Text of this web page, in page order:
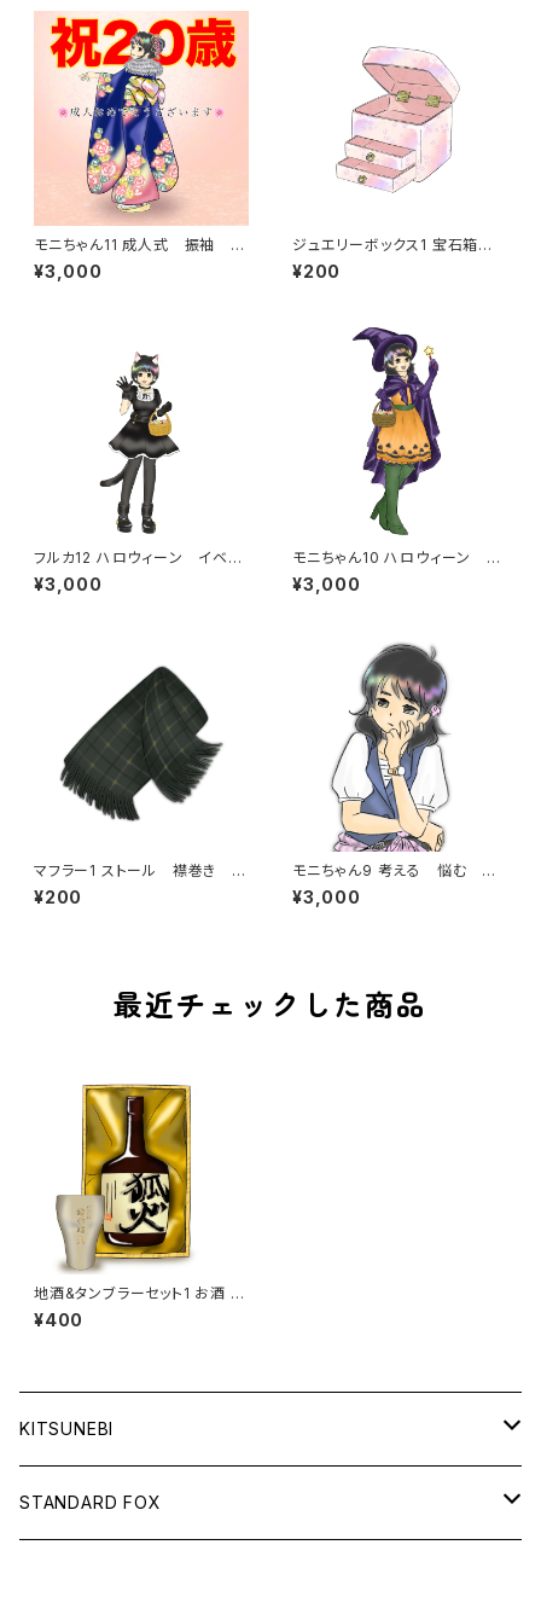
モニちゃん11 成人式 振袖 着
物 お祝い 二十歳
¥3,000
ジュエリーボックス1 宝石箱
宝箱 アクセサリー メイク
小物入れ ギフト プレゼン
¥200
フルカ12 ハロウィーン イベン
ト 黒猫 猫耳 コスプレ お
菓子配り
¥3,000
モニちゃん10 ハロウィーン イ
ベント 魔女 コスプレ お菓
子配り
¥3,000
マフラー1 ストール 襟巻き 防
寒 冬 寒い ギフト チェック
柄
¥200
モニちゃん9 考える 悩む 歌
手 ヴォーカリスト ライブ コ
ンサート MC 座る
¥3,000
最近チェックした商品
地酒&タンブラーセット1 お酒 化
粧箱付き 狐火ダッシュ タン
ブラー お祝い ギフト プレ
¥400
KITSUNEBI
フルカ
STANDARD FOX